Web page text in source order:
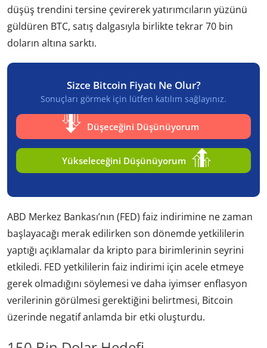
düşüş trendini tersine çevirerek yatırımcıların yüzünü
güldüren BTC, satış dalgasıyla birlikte tekrar 70 bin
doların altına sarktı.
Sizce Bitcoin Fiyatı Ne Olur?
Sonuçları görmek için lütfen katılım sağlayınız.
Düşeceğini Düşünüyorum
Yükseleceğini Düşünüyorum
ABD Merkez Bankası’nın (FED) faiz indirimine ne zaman
başlayacağı merak edilirken son dönemde yetkililerin
yaptığı açıklamalar da kripto para birimlerinin seyrini
etkiledi. FED yetkililerin faiz indirimi için acele etmeye
gerek olmadığını söylemesi ve daha iyimser enflasyon
verilerinin görülmesi gerektiğini belirtmesi, Bitcoin
üzerinde negatif anlamda bir etki oluşturdu.